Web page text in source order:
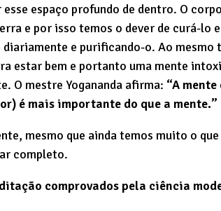
espaço profundo de dentro. O
e por isso temos o dever de curá-lo
e purificando-o. Ao mesmo
estar bem e portanto uma mente
O mestre Yogananda afirma: “A
é mais importante do que a mente.”
mesmo que ainda temos muito o
completo.
comprovados pela ciência